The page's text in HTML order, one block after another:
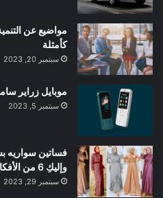
كأمثلة
سبتمبر 20, 2023
موبايل زراير
سبتمبر 5, 2023
فساتين سواريه
وإليكِ 6 من الأفكار
سبتمبر 29, 2023